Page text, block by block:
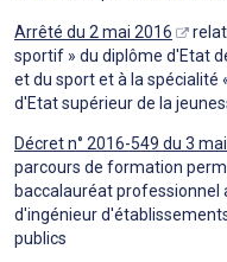
Arrêté du 2 mai 2016
sportif » du diplôme d'Etat
et du sport et à la spécialité
d'Etat supérieur de la
Décret n° 2016-549 du 3
parcours de formation
baccalauréat professionnel
d'ingénieur
publics